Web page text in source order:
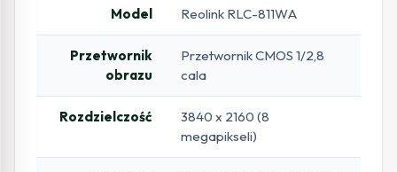
Model Reolink RLC-811WA
Przetwornik
obrazu
Przetwornik CMOS 1/2,8
cala
Rozdzielczość
3840 x 2160 (8
megapikseli)